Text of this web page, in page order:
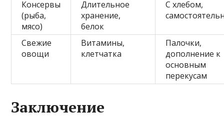
Консервы
(рыба,
мясо)
Длительное
хранение,
белок
С хлебом,
Свежие
овощи
Витамины,
клетчатка
Палочки,
дополнение к
основным
перекусам
Заключение